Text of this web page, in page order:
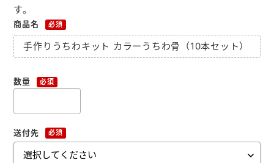
お役立ち情報
会社概要 お問い合わせ
す。
商品名 必須
手作りうちわキット カラーうちわ骨（10本セット）
数量 必須
送付先 必須